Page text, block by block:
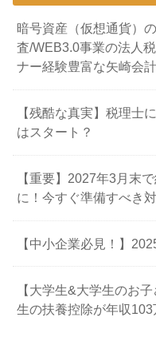
暗号資産（仮想通貨）
査/WEB3.0事業の法人
ナー経験豊富な矢崎会
【残酷な真実】税理士
はスタート？
【重要】2027年3月末
に！今すぐ準備すべき
【中小企業必見！】
【大学生&大学生のお
生の扶養控除が年収103